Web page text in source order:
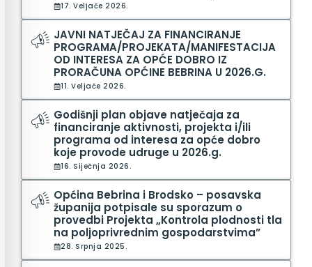
17. Veljače 2026.
JAVNI NATJEČAJ ZA FINANCIRANJE
PROGRAMA/PROJEKATA/MANIFESTACIJA
OD INTERESA ZA OPĆE DOBRO IZ
PRORAČUNA OPĆINE BEBRINA U 2026.G.
11. Veljače 2026.
Godišnji plan objave natječaja za
financiranje aktivnosti, projekta i/ili
programa od interesa za opće dobro
koje provode udruge u 2026.g.
16. Siječnja 2026.
Općina Bebrina i Brodsko – posavska
županija potpisale su sporazum o
provedbi Projekta „Kontrola plodnosti tla
na poljoprivrednim gospodarstvima”
28. Srpnja 2025.